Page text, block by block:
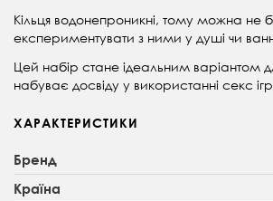
Кільця водонепроникні, тому можна не
експериментувати з ними у душі чи
Цей набір стане ідеальним варіантом
набуває досвіду у використанні секс
ХАРАКТЕРИСТИКИ
Бренд
Країна